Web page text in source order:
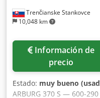
Trenčianske Stankovce
10,048 km
Información de
precio
Estado: muy bueno
ARBURG 370 S — 600-